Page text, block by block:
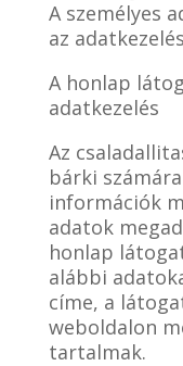
A személyes
az
A honlap
adatkezelés
Az
bárki
információk
adatok
honlap
alábbi
címe, a
weboldalon
tartalmak.